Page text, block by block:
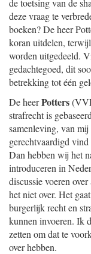
de toetsing van de
deze vraag te
boeken? De heer
koran uitdelen,
worden uitgedeeld.
gedachtegoed, dit
betrekking tot één
De heerPotters
strafrecht is
samenleving, van
gerechtvaardigd
Dan hebben wij het
introduceren in
discussie voeren
het niet over. Het
burgerlijk recht en
kunnen invoeren. Ik
zetten om dat te
over hebben.